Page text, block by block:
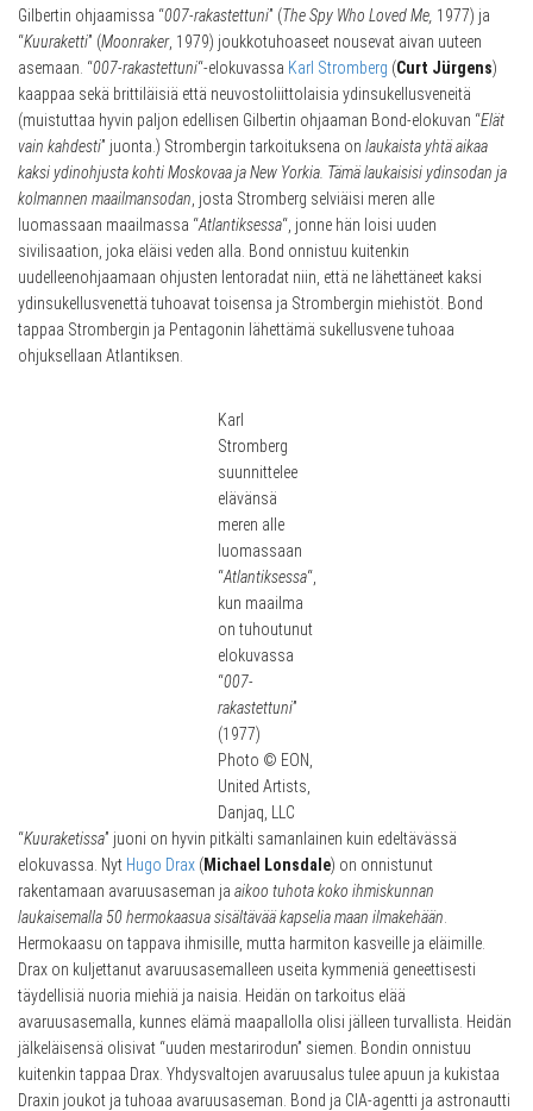
Gilbertin ohjaamissa “007-rakastettuni” (The Spy Who Loved Me, 1977) ja
“Kuuraketti” (Moonraker, 1979) joukkotuhoaseet nousevat aivan uuteen
asemaan. “007-rakastettuni“-elokuvassa Karl Stromberg (Curt Jürgens)
kaappaa sekä brittiläisiä että neuvostoliittolaisia ydinsukellusveneitä
(muistuttaa hyvin paljon edellisen Gilbertin ohjaaman Bond-elokuvan “Elät
vain kahdesti” juonta.) Strombergin tarkoituksena on laukaista yhtä aikaa
kaksi ydinohjusta kohti Moskovaa ja New Yorkia. Tämä laukaisisi ydinsodan ja
kolmannen maailmansodan , josta Stromberg selviäisi meren alle
luomassaan maailmassa “Atlantiksessa“, jonne hän loisi uuden
sivilisaation, joka eläisi veden alla. Bond onnistuu kuitenkin
uudelleenohjaamaan ohjusten lentoradat niin, että ne lähettäneet kaksi
ydinsukellusvenettä tuhoavat toisensa ja Strombergin miehistöt. Bond
tappaa Strombergin ja Pentagonin lähettämä sukellusvene tuhoaa
ohjuksellaan Atlantiksen.
Karl
Stromberg
suunnittelee
elävänsä
meren alle
luomassaan
“Atlantiksessa“,
kun maailma
on tuhoutunut
elokuvassa
“007-
rakastettuni”
(1977)
Photo © EON,
United Artists,
Danjaq, LLC
“Kuuraketissa” juoni on hyvin pitkälti samanlainen kuin edeltävässä
elokuvassa. Nyt Hugo Drax (Michael Lonsdale) on onnistunut
rakentamaan avaruusaseman ja aikoo tuhota koko ihmiskunnan
laukaisemalla 50 hermokaasua sisältävää kapselia maan ilmakehään
Hermokaasu on tappava ihmisille, mutta harmiton kasveille ja eläimille.
Drax on kuljettanut avaruusasemalleen useita kymmeniä geneettisesti
täydellisiä nuoria miehiä ja naisia. Heidän on tarkoitus elää
avaruusasemalla, kunnes elämä maapallolla olisi jälleen turvallista. Heidän
jälkeläisensä olisivat “uuden mestarirodun” siemen. Bondin onnistuu
kuitenkin tappaa Drax. Yhdysvaltojen avaruusalus tulee apuun ja kukistaa
Draxin joukot ja tuhoaa avaruusaseman. Bond ja CIA-agentti ja astronautti